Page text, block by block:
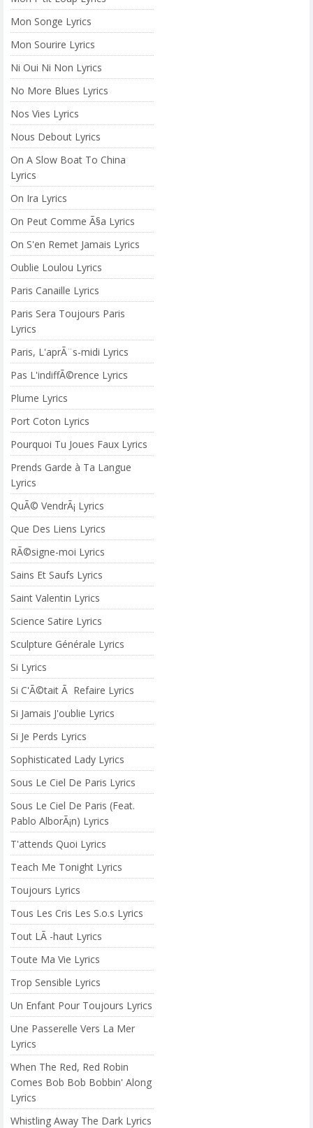
Mon Songe Lyrics
Mon Sourire Lyrics
Ni Oui Ni Non Lyrics
No More Blues Lyrics
Nos Vies Lyrics
Nous Debout Lyrics
On A Slow Boat To China
Lyrics
On Ira Lyrics
On Peut Comme Ã§a Lyrics
On S'en Remet Jamais Lyrics
Oublie Loulou Lyrics
Paris Canaille Lyrics
Paris Sera Toujours Paris
Lyrics
Paris, L'aprÃ¨s-midi Lyrics
Pas L'indiffÃ©rence Lyrics
Plume Lyrics
Port Coton Lyrics
Pourquoi Tu Joues Faux Lyrics
Prends Garde à Ta Langue
Lyrics
QuÃ© VendrÃ¡ Lyrics
Que Des Liens Lyrics
RÃ©signe-moi Lyrics
Sains Et Saufs Lyrics
Saint Valentin Lyrics
Science Satire Lyrics
Sculpture Générale Lyrics
Si Lyrics
Si C'Ã©tait Ã Refaire Lyrics
Si Jamais J'oublie Lyrics
Si Je Perds Lyrics
Sophisticated Lady Lyrics
Sous Le Ciel De Paris Lyrics
Sous Le Ciel De Paris (Feat.
Pablo AlborÃ¡n) Lyrics
T'attends Quoi Lyrics
Teach Me Tonight Lyrics
Toujours Lyrics
Tous Les Cris Les S.o.s Lyrics
Tout LÃ -haut Lyrics
Toute Ma Vie Lyrics
Trop Sensible Lyrics
Un Enfant Pour Toujours Lyrics
Une Passerelle Vers La Mer
Lyrics
When The Red, Red Robin
Comes Bob Bob Bobbin' Along
Lyrics
Whistling Away The Dark Lyrics